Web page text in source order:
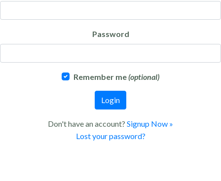
Password
Remember me(optional)
Login
Don't have an account? Signup Now »
Lost your password?